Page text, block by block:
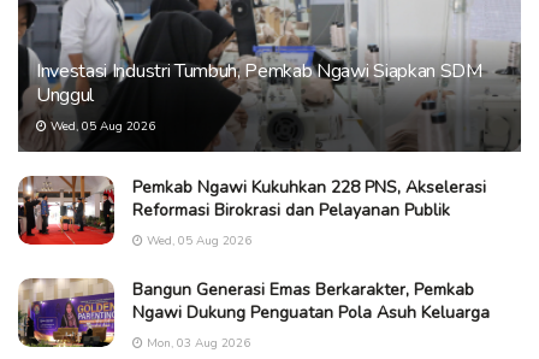
Investasi Industri Tumbuh, Pemkab Ngawi Siapkan SDM
Unggul
Wed, 05 Aug 2026
Pemkab Ngawi Kukuhkan 228 PNS, Akselerasi
Reformasi Birokrasi dan Pelayanan Publik
Wed, 05 Aug 2026
Bangun Generasi Emas Berkarakter, Pemkab
Ngawi Dukung Penguatan Pola Asuh Keluarga
Mon, 03 Aug 2026